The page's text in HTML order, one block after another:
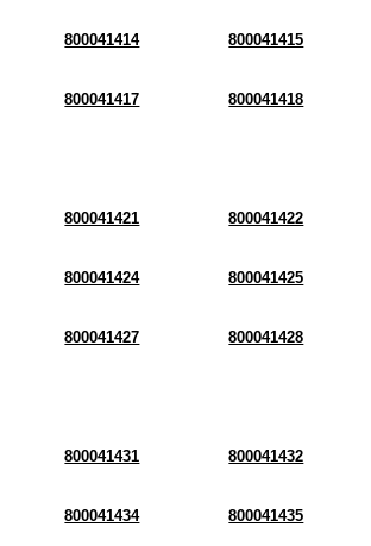
800041414 800041415
800041417 800041418
800041421 800041422
800041424 800041425
800041427 800041428
800041431 800041432
800041434 800041435